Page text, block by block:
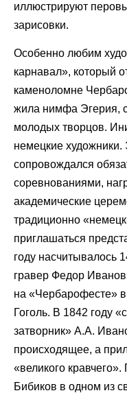
иллюстрируют
зарисовки.
Особенно любим
карнавал», который
каменоломне
жила нимфа Эгерия,
молодых творцов.
немецкие
сопровождался
соревнованиями,
академические
традиционно
приглашаться
году насчитывалось
гравер Федор
на «Чербарофесте» в
Гоголь. В 1842 году
затворник» А.А.
происходящее, а
«великого
Бибиков в одном из